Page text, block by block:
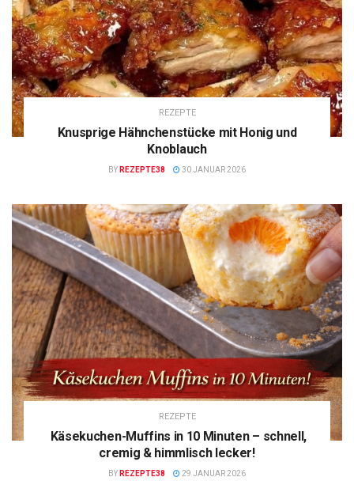
REZEPTE
Knusprige Hähnchenstücke mit Honig und
Knoblauch
BY REZEPTE38 30 JANUAR 2026
REZEPTE
Käsekuchen-Muffins in 10 Minuten – schnell,
cremig & himmlisch lecker!
BY REZEPTE38 29 JANUAR 2026